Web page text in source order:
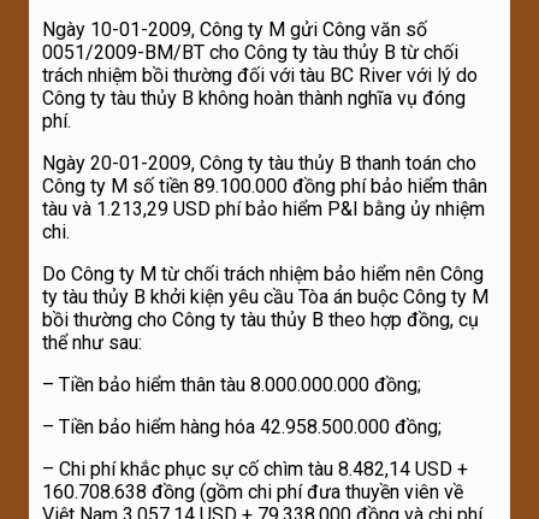
Ngày 10-01-2009, Công ty M gửi Công văn số
0051/2009-BM/BT cho Công ty tàu thủy B từ chối
trách nhiệm bồi thường đối với tàu BC River với lý do
Công ty tàu thủy B không hoàn thành nghĩa vụ đóng
phí.
Ngày 20-01-2009, Công ty tàu thủy B thanh toán cho
Công ty M số tiền 89.100.000 đồng phí bảo hiểm thân
tàu và 1.213,29 USD phí bảo hiểm P&I bằng ủy nhiệm
chi.
Do Công ty M từ chối trách nhiệm bảo hiểm nên Công
ty tàu thủy B khởi kiện yêu cầu Tòa án buộc Công ty M
bồi thường cho Công ty tàu thủy B theo hợp đồng, cụ
thể như sau:
– Tiền bảo hiểm thân tàu 8.000.000.000 đồng;
– Tiền bảo hiểm hàng hóa 42.958.500.000 đồng;
– Chi phí khắc phục sự cố chìm tàu 8.482,14 USD +
160.708.638 đồng (gồm chi phí đưa thuyền viên về